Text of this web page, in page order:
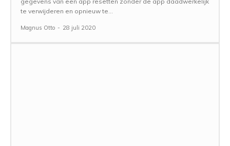
te verwijderen en opnieuw te...
Magnus Otto - 28 juli 2020